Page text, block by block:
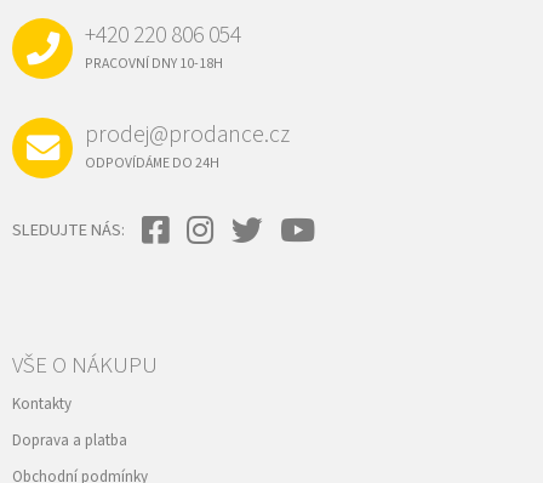
+420 220 806 054
PRACOVNÍ DNY 10-18H
prodej@prodance.cz
ODPOVÍDÁME DO 24H
SLEDUJTE NÁS:
VŠE O NÁKUPU
Kontakty
Doprava a platba
Obchodní podmínky